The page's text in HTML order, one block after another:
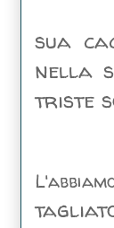
sua
nella
triste